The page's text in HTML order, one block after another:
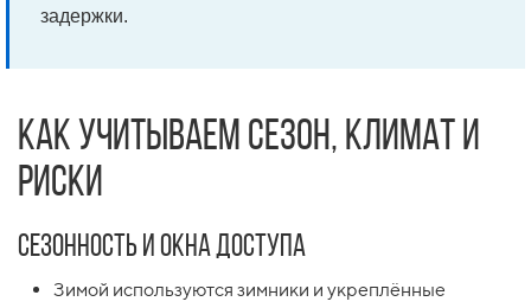
задержки.
Как учитываем сезон, климат и
риски
Сезонность и окна доступа
Зимой используются зимники и укреплённые